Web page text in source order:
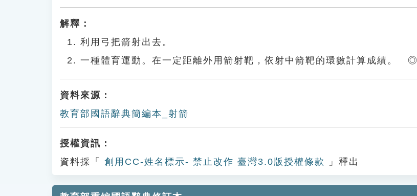
解釋：
利用弓把箭射出去。
一種體育運動。在一定距離外用箭射靶，依射中箭靶的環數計算成績。 ◎
資料來源：
教育部國語辭典簡編本_射箭
授權資訊：
資料採「
創用CC-姓名標示- 禁止改作 臺灣3.0版授權條款 」釋出